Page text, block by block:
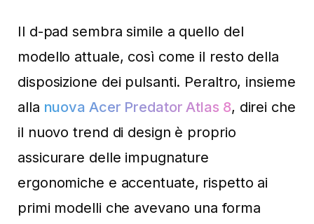
Il d-pad sembra simile a quello del
modello attuale, così come il resto della
disposizione dei pulsanti. Peraltro, insieme
alla nuova Acer Predator Atlas 8, direi che
il nuovo trend di design è proprio
assicurare delle impugnature
ergonomiche e accentuate, rispetto ai
primi modelli che avevano una forma